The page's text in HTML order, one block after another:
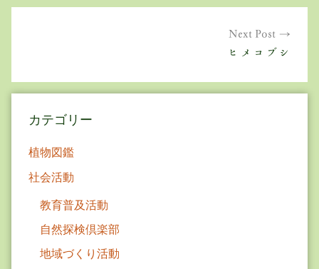
ビ
シ
Next Post
ヒメコブシ
カテゴリー
植物図鑑
社会活動
教育普及活動
自然探検倶楽部
地域づくり活動